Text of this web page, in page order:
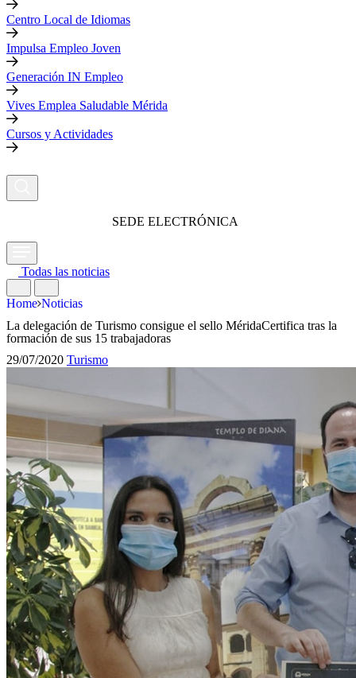
Centro Local de Idiomas
Impulsa Empleo Joven
Generación IN Empleo
Vives Emplea Saludable Mérida
Cursos y Actividades
SEDE ELECTRÓNICA
Todas las noticias
Home Noticias
La delegación de Turismo consigue el sello MéridaCertifica tras la
formación de sus 15 trabajadoras
29/07/2020 Turismo